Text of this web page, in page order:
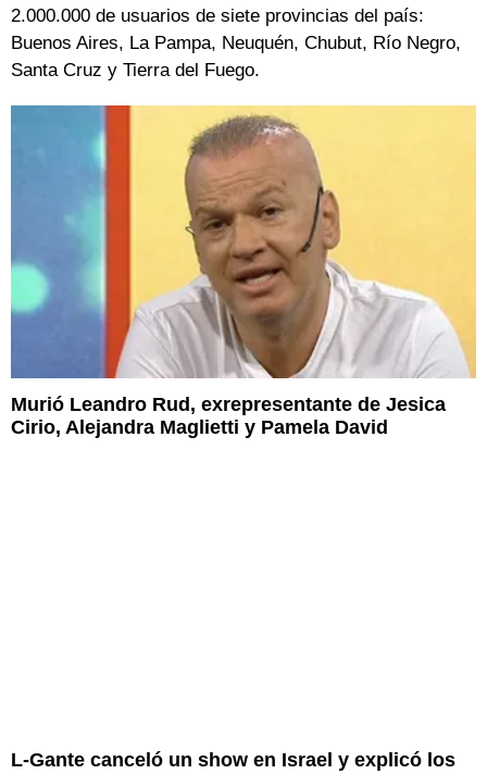
2.000.000 de usuarios de siete provincias del país:
Buenos Aires, La Pampa, Neuquén, Chubut, Río Negro,
Santa Cruz y Tierra del Fuego.
Murió Leandro Rud, exrepresentante de Jesica
Cirio, Alejandra Maglietti y Pamela David
L-Gante canceló un show en Israel y explicó los